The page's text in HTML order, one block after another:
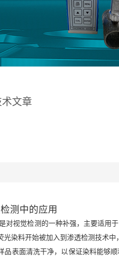
术文章
测中的应用
视觉检测的一种补强，主要适用于
光染料开始被加入到渗透检测技术
品表面清洗干净，以保证染料能够